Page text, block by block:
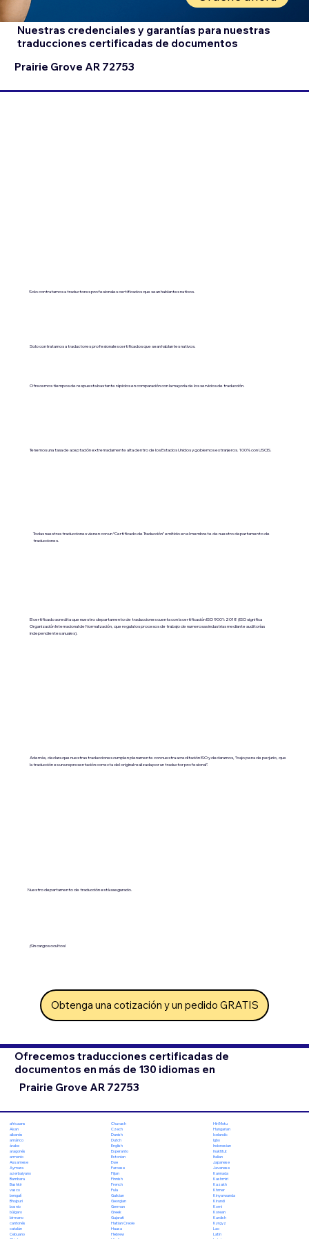
Nuestras credenciales y garantías para nuestras
traducciones certificadas de documentos
Prairie Grove AR 72753
Solo contratamos a traductores profesionales certificados que sean hablantes nativos.
Solo contratamos a traductores profesionales certificados que sean hablantes nativos.
Ofrecemos tiempos de respuesta bastante rápidos en comparación con la mayoría de los servicios de traducción.
Tenemos una tasa de aceptación extremadamente alta dentro de los Estados Unidos y gobiernos extranjeros. 100% con USCIS.
Todas nuestras traducciones vienen con un “Certificado de Traducción” emitido en el membrete de nuestro departamento de
traducciones.
El certificado acredita que nuestro departamento de traducciones cuenta con la certificación ISO 9001:2018 (ISO significa
Organización Internacional de Normalización, que regula los procesos de trabajo de numerosas industrias mediante auditorías
independientes anuales).
Además, declara que nuestras traducciones cumplen plenamente con nuestra acreditación ISO y declaramos, "bajo pena de perjurio, que
la traducción es una representación correcta del original realizada por un traductor profesional".
Nuestro departamento de traducción está asegurado.
¡Sin cargos ocultos!
Obtenga una cotización y un pedido GRATIS
Ofrecemos traducciones certificadas de
documentos en más de 130 idiomas en
Prairie Grove AR 72753
africaans
Akan
albanés
amárico
árabe
aragonés
armenio
Assamese
Aymara
azerbaiyano
Bambara
Bashkir
vasco
bengalí
Bhojpuri
bosnio
búlgaro
birmano
cantonés
catalán
Cebuano
Chuvash
Czech
Danish
Dutch
English
Esperanto
Estonian
Ewe
Faroese
Fijian
Finnish
French
Fula
Galician
Georgian
German
Greek
Gujarati
Haitian Creole
Hausa
Hebrew
Hiri Motu
Hungarian
Icelandic
Igbo
Indonesian
Inuktitut
Italian
Japanese
Javanese
Kannada
Kashmiri
Kazakh
Khmer
Kinyarwanda
Kirundi
Komi
Korean
Kurdish
Kyrgyz
Lao
Latin